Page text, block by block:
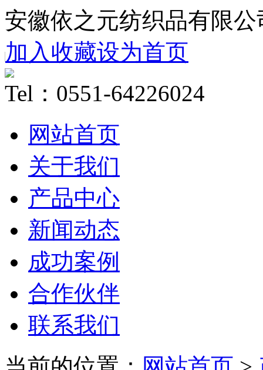
安徽依之元纺织品有限公
加入收藏设为首页
Tel：0551-64226024
网站首页
关于我们
产品中心
新闻动态
成功案例
合作伙伴
联系我们